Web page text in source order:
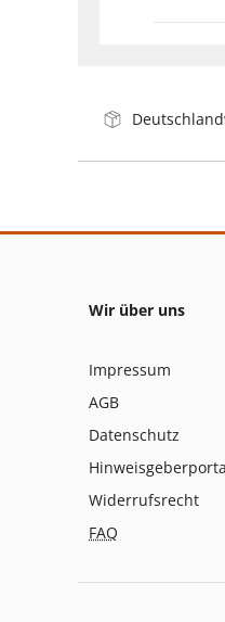
Wir über uns
Impressum
AGB
Datenschutz
Widerrufsrecht
FAQ